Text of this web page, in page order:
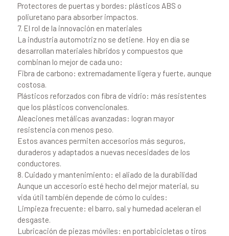
Protectores de puertas y bordes: plásticos ABS o
poliuretano para absorber impactos.
7. El rol de la innovación en materiales
La industria automotriz no se detiene. Hoy en día se
desarrollan materiales híbridos y compuestos que
combinan lo mejor de cada uno:
Fibra de carbono: extremadamente ligera y fuerte, aunque
costosa.
Plásticos reforzados con fibra de vidrio: más resistentes
que los plásticos convencionales.
Aleaciones metálicas avanzadas: logran mayor
resistencia con menos peso.
Estos avances permiten accesorios más seguros,
duraderos y adaptados a nuevas necesidades de los
conductores.
8. Cuidado y mantenimiento: el aliado de la durabilidad
Aunque un accesorio esté hecho del mejor material, su
vida útil también depende de cómo lo cuides:
Limpieza frecuente: el barro, sal y humedad aceleran el
desgaste.
Lubricación de piezas móviles: en portabicicletas o tiros